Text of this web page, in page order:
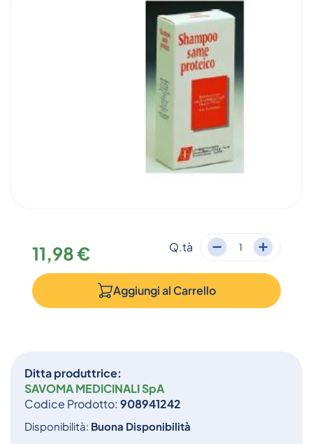
Ditta produttrice:
SAVOMA MEDICINALI SpA
Codice Prodotto: 908941242
Disponibilità: Buona Disponibilità
11,98 € Q.tà
Aggiungi al Carrello